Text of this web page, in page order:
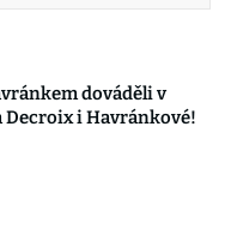
dováděli v
Decroix i Havránkové!